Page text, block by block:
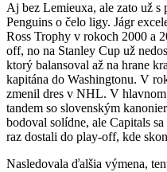
Aj bez Lemieuxa, ale zato už s
Penguins o čelo ligy. Jágr
Ross Trophy v rokoch 2000 a
off, no na Stanley Cup už
ktorý balansoval až na hrane
kapitána do Washingtonu. V
zmenil dres v NHL. V
tandem so slovenským
bodoval solídne, ale Capitals
raz dostali do play-off, kde
Nasledovala ďalšia výmena,